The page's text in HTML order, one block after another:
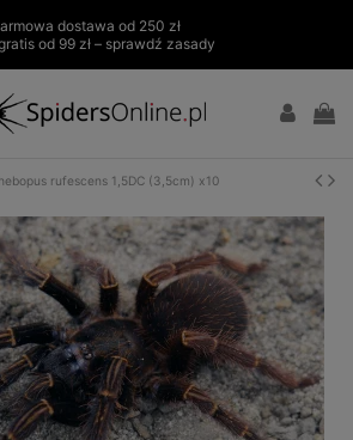
dostawa od 250 zł
od 99 zł – sprawdź zasady
rufescens 1,5DC (3,5cm) x10